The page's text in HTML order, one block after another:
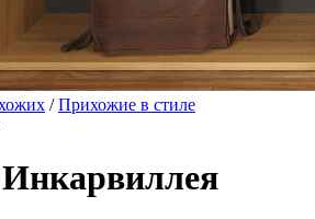
/Прихожие в стиле